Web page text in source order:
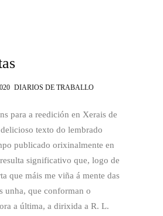
DIARIOS DE TRABALLO
para a reedición en Xerais de
texto do lembrado
publicado orixinalmente en
esulta significativo que, logo de
que máis me viña á mente das
unha, que conforman o
a última, a dirixida a R. L.